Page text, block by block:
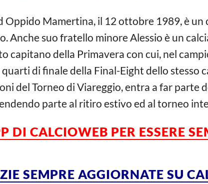
Oppido Mamertina, il 12 ottobre 1989, è
Anche suo fratello minore Alessio è un
capitano della Primavera con cui, nel
di finale della Final-Eight dello stesso
del Torneo di Viareggio, entra a far parte
parte al ritiro estivo ed al torneo
DI CALCIOWEB PER ESSERE
SEMPRE AGGIORNATE SU